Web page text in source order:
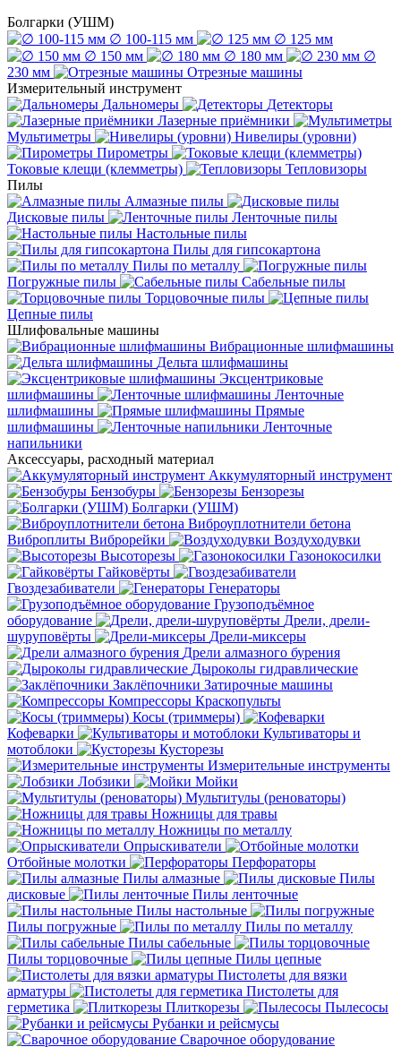
Болгарки (УШМ)
∅ 100-115 мм
∅ 125 мм
∅ 150 мм
∅ 180 мм
∅
230 мм
Отрезные машины
Измерительный инструмент
Дальномеры
Детекторы
Лазерные приёмники
Мультиметры
Нивелиры (уровни)
Пирометры
Токовые клещи (клемметры)
Тепловизоры
Пилы
Алмазные пилы
Дисковые пилы
Ленточные пилы
Настольные пилы
Пилы для гипсокартона
Пилы по металлу
Погружные пилы
Сабельные пилы
Торцовочные пилы
Цепные пилы
Шлифовальные машины
Вибрационные шлифмашины
Дельта шлифмашины
Эксцентриковые
шлифмашины
Ленточные
шлифмашины
Прямые
шлифмашины
Ленточные
напильники
Аксессуары, расходный материал
Аккумуляторный инструмент
Бензобуры
Бензорезы
Болгарки (УШМ)
Виброуплотнители бетона
Виброплиты Виброрейки
Воздуходувки
Высоторезы
Газонокосилки
Гайковёрты
Гвоздезабиватели
Генераторы
Грузоподъёмное
оборудование
Дрели, дрели-
шуруповёрты
Дрели-миксеры
Дрели алмазного бурения
Дыроколы гидравлические
Заклёпочники Затирочные машины
Компрессоры Краскопульты
Косы (триммеры)
Кофеварки
Культиваторы и
мотоблоки
Кусторезы
Измерительные инструменты
Лобзики
Мойки
Мультитулы (реноваторы)
Ножницы для травы
Ножницы по металлу
Опрыскиватели
Отбойные молотки
Перфораторы
Пилы алмазные
Пилы
дисковые
Пилы ленточные
Пилы настольные
Пилы погружные
Пилы по металлу
Пилы сабельные
Пилы торцовочные
Пилы цепные
Пистолеты для вязки
арматуры
Пистолеты для
герметика
Плиткорезы
Пылесосы
Рубанки и рейсмусы
Сварочное оборудование